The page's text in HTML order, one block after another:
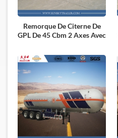
Remorque De Citerne De
GPL De 45 Cbm 2 Axes Avec
D'asme